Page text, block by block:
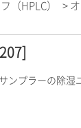
（HPLC） >
ンプラーの除湿